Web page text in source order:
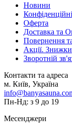
Новини
Оферта
Доставка та
Повернення
Акції. Знижки
Зворотній
Контакти та адреса
м. Київ, Україна
Пн-Нд: з 9 до 19
Месенджери